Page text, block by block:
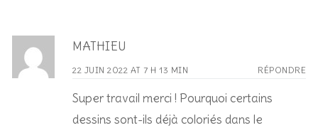
MATHIEU
22 JUIN 2022 AT 7 H 13 MIN RÉPONDRE
Super travail merci ! Pourquoi certains
dessins sont-ils déjà coloriés dans le